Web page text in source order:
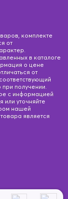
комплекте
от
в каталоге
о цене
от
получении.
с информацией
уточняйте
нашей
является